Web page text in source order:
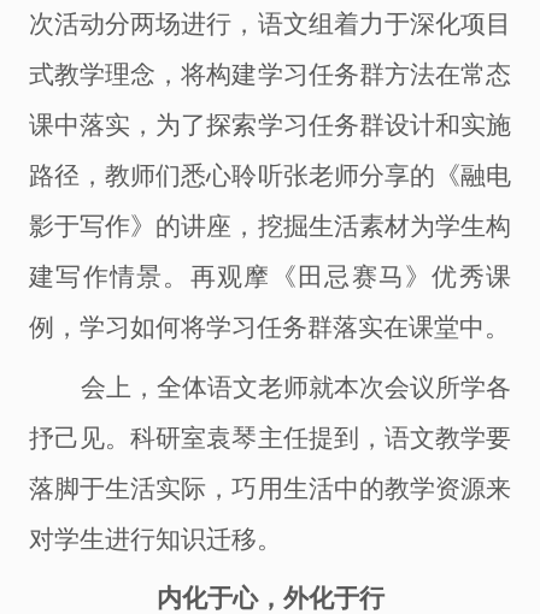
次活动分两场进行，语文组着力于深化项目
式教学理念，将构建学习任务群方法在常态
课中落实，为了探索学习任务群设计和实施
路径，教师们悉心聆听张老师分享的《融电
影于写作》的讲座，挖掘生活素材为学生构
建写作情景。再观摩《田忌赛马》优秀课
例，学习如何将学习任务群落实在课堂中。
会上，全体语文老师就本次会议所学各
抒己见。科研室袁琴主任提到，语文教学要
落脚于生活实际，巧用生活中的教学资源来
对学生进行知识迁移。
内化于心，外化于行